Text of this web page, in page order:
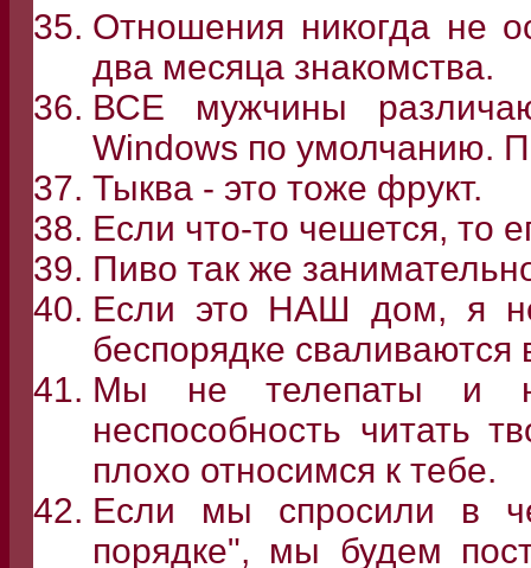
Отношения никогда не
два месяца знакомства.
ВСЕ мужчины
Windows по умолчанию.
Тыква - это тоже фрукт.
Если что-то чешется, то
Пиво так же
Если это НАШ дом, я
беспорядке сваливаются
Мы не телепаты и
неспособность читать
плохо относимся к тебе.
Если мы спросили в
порядке", мы будем